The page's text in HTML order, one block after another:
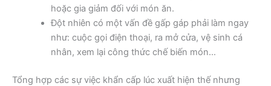
hoặc gia giảm đối với món ăn.
Đột nhiên có một vấn đề gấp gáp phải làm ngay
như: cuộc gọi điện thoại, ra mở cửa, vệ sinh cá
nhân, xem lại công thức chế biến món…
Tổng hợp các sự việc khẩn cấp lúc xuất hiện thế nhưng